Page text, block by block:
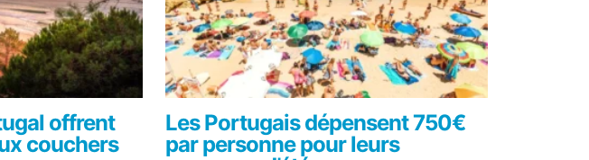
offrent
couchers
Les Portugais dépensent 750€
par personne pour leurs